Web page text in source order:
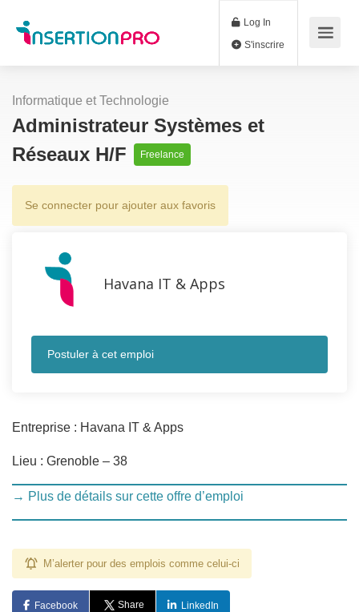
Log In
Informatique et Technologie
Administrateur Systèmes et
Réseaux H/F
Freelance
Se connecter pour ajouter aux favoris
Havana IT & Apps
Postuler à cet emploi
Entreprise : Havana IT & Apps
Lieu : Grenoble – 38
→ Plus de détails sur cette offre d’emploi
M’alerter pour des emplois comme celui-ci
Facebook Share LinkedIn